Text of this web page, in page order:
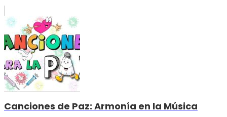
Canciones de Paz: Armonía en la Música